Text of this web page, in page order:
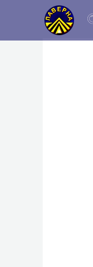
вмісту